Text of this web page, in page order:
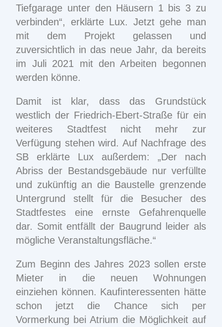
Tiefgarage unter den Häusern 1 bis 3 zu
verbinden“, erklärte Lux. Jetzt gehe man
mit dem Projekt gelassen und
zuversichtlich in das neue Jahr, da bereits
im Juli 2021 mit den Arbeiten begonnen
werden könne.
Damit ist klar, dass das Grundstück
westlich der Friedrich-Ebert-Straße für ein
weiteres Stadtfest nicht mehr zur
Verfügung stehen wird. Auf Nachfrage des
SB erklärte Lux außerdem: „Der nach
Abriss der Bestandsgebäude nur verfüllte
und zukünftig an die Baustelle grenzende
Untergrund stellt für die Besucher des
Stadtfestes eine ernste Gefahrenquelle
dar. Somit entfällt der Baugrund leider als
mögliche Veranstaltungsfläche.“
Zum Beginn des Jahres 2023 sollen erste
Mieter in die neuen Wohnungen
einziehen können. Kaufinteressenten hätte
schon jetzt die Chance sich per
Vormerkung bei Atrium die Möglichkeit auf